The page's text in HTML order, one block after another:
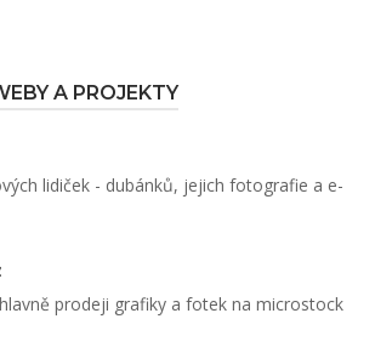
A PROJEKTY
lidiček - dubánků, jejich fotografie a e-
prodeji grafiky a fotek na microstock